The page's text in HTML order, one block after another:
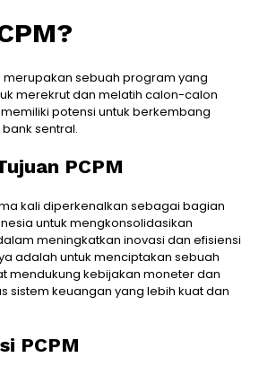
merupakan sebuah program yang
merekrut dan melatih calon-calon
potensi untuk berkembang
sentral.
PCPM
kali diperkenalkan sebagai bagian
untuk mengkonsolidasikan
meningkatkan inovasi dan efisiensi
adalah untuk menciptakan sebuah
mendukung kebijakan moneter dan
sistem keuangan yang lebih kuat dan
PCPM